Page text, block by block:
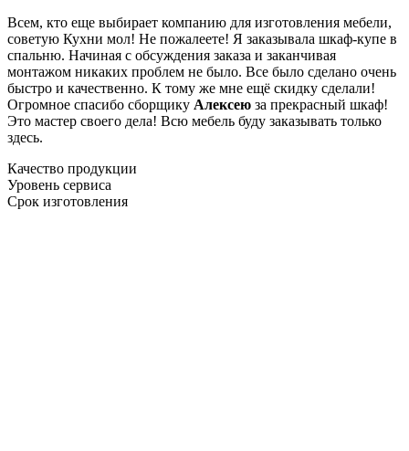
Всем, кто еще выбирает компанию для изготовления мебели,
советую Кухни мол! Не пожалеете! Я заказывала шкаф-купе в
спальню. Начиная с обсуждения заказа и заканчивая
монтажом никаких проблем не было. Все было сделано очень
быстро и качественно. К тому же мне ещё скидку сделали!
Огромное спасибо сборщику Алексею за прекрасный шкаф!
Это мастер своего дела! Всю мебель буду заказывать только
здесь.
Качество продукции
Уровень сервиса
Срок изготовления